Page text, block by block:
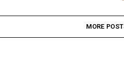
MORE